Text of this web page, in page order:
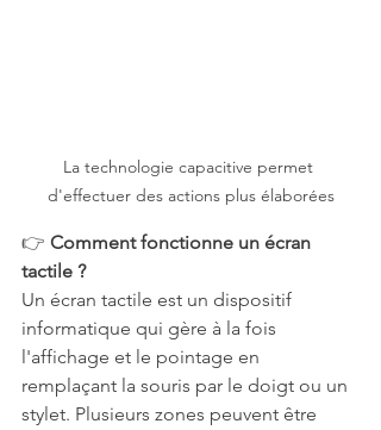
La technologie capacitive permet
d'effectuer des actions plus élaborées
👉 Comment fonctionne un écran
tactile ?
Un écran tactile est un dispositif
informatique qui gère à la fois
l'affichage et le pointage en
remplaçant la souris par le doigt ou un
stylet. Plusieurs zones peuvent être